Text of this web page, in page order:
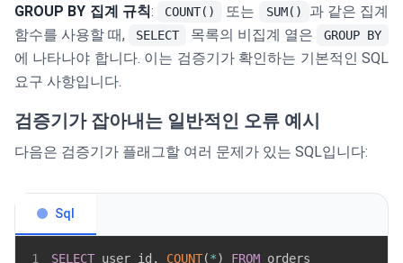
GROUP BY 집계 규칙: COUNT() 또는 SUM()
과 같은 집계
함수를 사용할 때,
SELECT 목록의 비집계 열은 GROUP BY
에 나타나야 합니다. 이는 검증기가 확인하는 기본적인 SQL
요구 사항입니다.
검증기가 잡아내는 일반적인 오류 예시
다음은 검증기가 플래그할 여러 문제가 있는 SQL입니다:
Sql
1 SELECT user_id , COUNT(*) FROM